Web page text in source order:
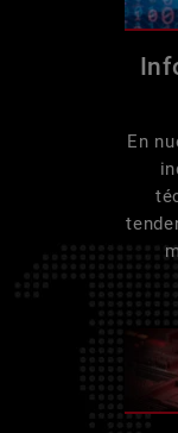
En